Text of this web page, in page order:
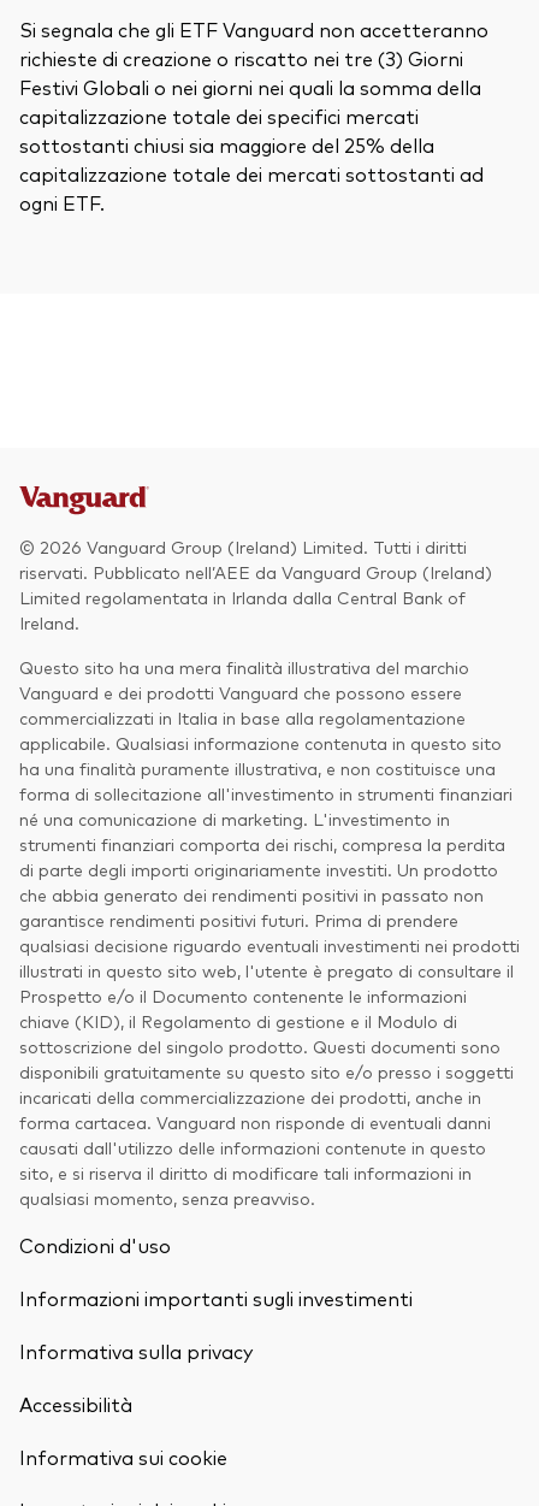
Si segnala che gli ETF Vanguard non accetteranno
richieste di creazione o riscatto nei tre (3) Giorni
Festivi Globali o nei giorni nei quali la somma della
capitalizzazione totale dei specifici mercati
sottostanti chiusi sia maggiore del 25% della
capitalizzazione totale dei mercati sottostanti ad
ogni ETF.
© 2026 Vanguard Group (Ireland) Limited. Tutti i diritti
riservati. Pubblicato nell’AEE da Vanguard Group (Ireland)
Limited regolamentata in Irlanda dalla Central Bank of
Ireland.
Questo sito ha una mera finalità illustrativa del marchio
Vanguard e dei prodotti Vanguard che possono essere
commercializzati in Italia in base alla regolamentazione
applicabile. Qualsiasi informazione contenuta in questo sito
ha una finalità puramente illustrativa, e non costituisce una
forma di sollecitazione all'investimento in strumenti finanziari
né una comunicazione di marketing. L'investimento in
strumenti finanziari comporta dei rischi, compresa la perdita
di parte degli importi originariamente investiti. Un prodotto
che abbia generato dei rendimenti positivi in passato non
garantisce rendimenti positivi futuri. Prima di prendere
qualsiasi decisione riguardo eventuali investimenti nei prodotti
illustrati in questo sito web, l'utente è pregato di consultare il
Prospetto e/o il Documento contenente le informazioni
chiave (KID), il Regolamento di gestione e il Modulo di
sottoscrizione del singolo prodotto. Questi documenti sono
disponibili gratuitamente su questo sito e/o presso i soggetti
incaricati della commercializzazione dei prodotti, anche in
forma cartacea. Vanguard non risponde di eventuali danni
causati dall'utilizzo delle informazioni contenute in questo
sito, e si riserva il diritto di modificare tali informazioni in
qualsiasi momento, senza preavviso.
Condizioni d'uso
Informazioni importanti sugli investimenti
Informativa sulla privacy
Accessibilità
Informativa sui cookie